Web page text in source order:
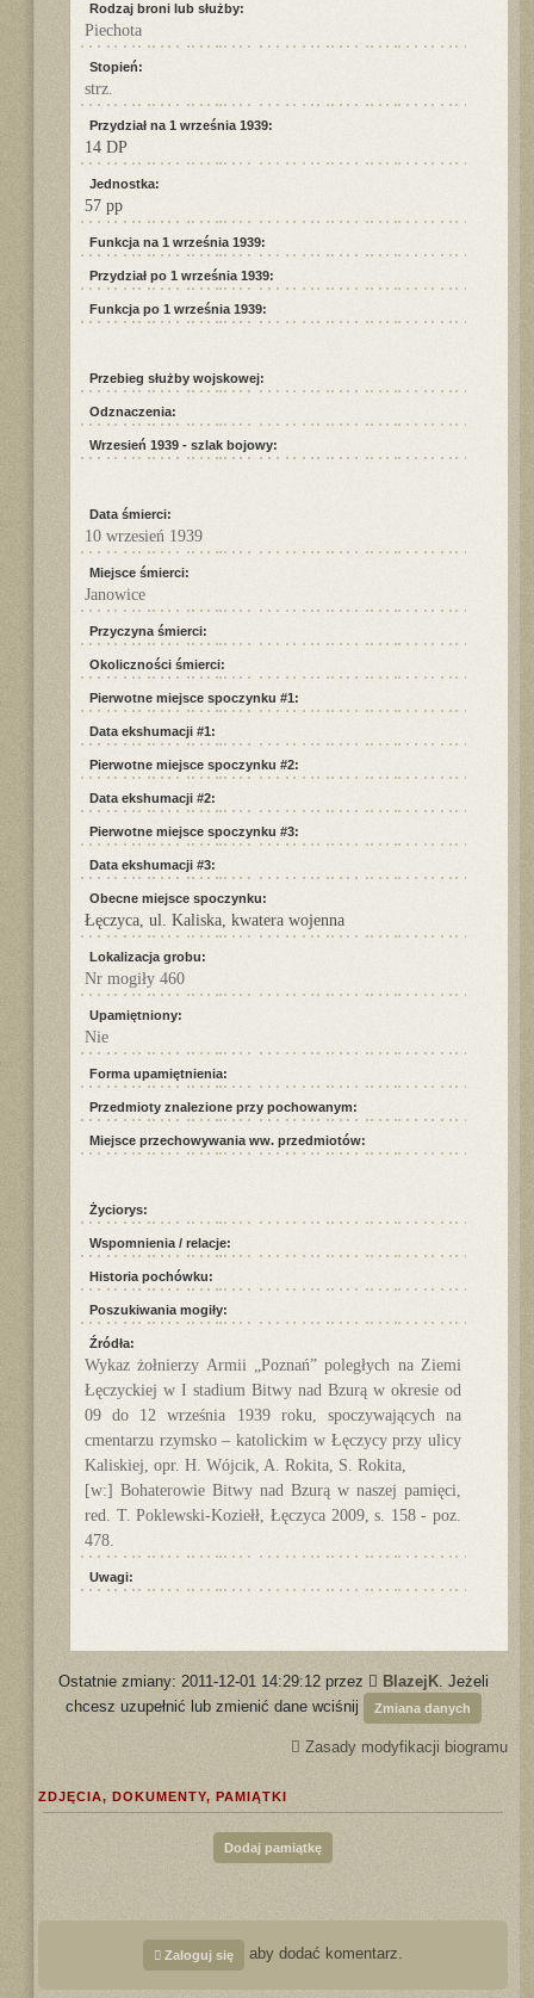
Rodzaj broni lub służby:
Piechota
Stopień:
strz.
Przydział na 1 września 1939:
14 DP
Jednostka:
57 pp
Funkcja na 1 września 1939:
Przydział po 1 września 1939:
Funkcja po 1 września 1939:
Przebieg służby wojskowej:
Odznaczenia:
Wrzesień 1939 - szlak bojowy:
Data śmierci:
10 wrzesień 1939
Miejsce śmierci:
Janowice
Przyczyna śmierci:
Okoliczności śmierci:
Pierwotne miejsce spoczynku #1:
Data ekshumacji #1:
Pierwotne miejsce spoczynku #2:
Data ekshumacji #2:
Pierwotne miejsce spoczynku #3:
Data ekshumacji #3:
Obecne miejsce spoczynku:
Łęczyca, ul. Kaliska, kwatera wojenna
Lokalizacja grobu:
Nr mogiły 460
Upamiętniony:
Nie
Forma upamiętnienia:
Przedmioty znalezione przy pochowanym:
Miejsce przechowywania ww. przedmiotów:
Życiorys:
Wspomnienia / relacje:
Historia pochówku:
Poszukiwania mogiły:
Źródła:
Wykaz żołnierzy Armii „Poznań” poległych na Ziemi
Łęczyckiej w I stadium Bitwy nad Bzurą w okresie od
09 do 12 września 1939 roku, spoczywających na
cmentarzu rzymsko – katolickim w Łęczycy przy ulicy
Kaliskiej, opr. H. Wójcik, A. Rokita, S. Rokita,
[w:] Bohaterowie Bitwy nad Bzurą w naszej pamięci,
red. T. Poklewski-Koziełł, Łęczyca 2009, s. 158 - poz.
478.
Uwagi:
Ostatnie zmiany: 2011-12-01 14:29:12 przez BlazejK. Jeżeli
chcesz uzupełnić lub zmienić dane wciśnij
Zmiana danych
Zasady modyfikacji biogramu
ZDJĘCIA, DOKUMENTY, PAMIĄTKI
Dodaj pamiątkę
Zaloguj się aby dodać komentarz.